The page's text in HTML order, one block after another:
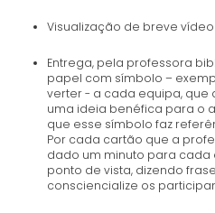
Visualização de breve
Entrega, pela professora
papel com símbolo –
verter - a cada equipa, que
uma ideia benéfica para o
que esse símbolo faz
Por cada cartão que a
dado um minuto para
ponto de vista, dizendo
consciencialize os